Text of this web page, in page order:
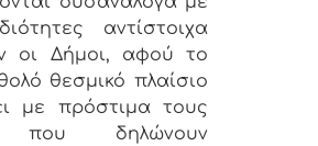
αντίστοιχα
οι Δήμοι, αφού το
θεσμικό πλαίσιο
με πρόστιμα τους
που δηλώνουν